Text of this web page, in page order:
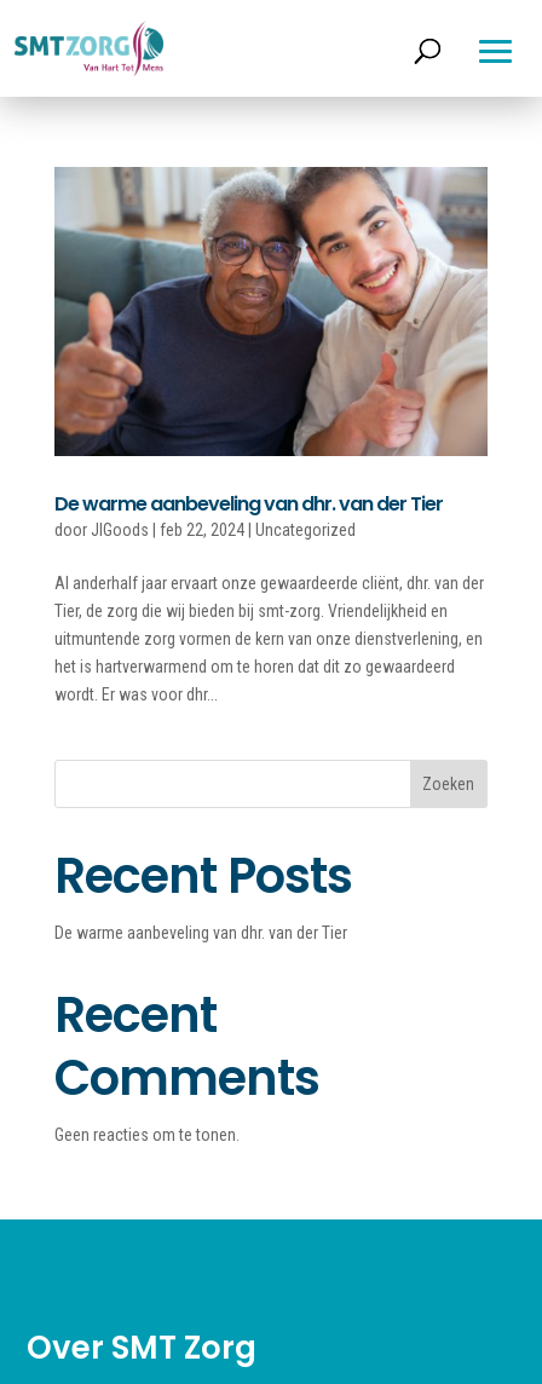
Home
Thuiszorg
Jeugdzorg
Werken
bij
Inlog
medewerkers
Inlog
cliëntenportaal
ons
Contact
De warme aanbeveling van dhr. van der Tier
door JlGoods feb 22, 2024| Uncategorized
Al anderhalf jaar ervaart onze gewaardeerde cliënt, dhr. van der
Tier, de zorg die wij bieden bij smt-zorg. Vriendelijkheid en
uitmuntende zorg vormen de kern van onze dienstverlening, en
het is hartverwarmend om te horen dat dit zo gewaardeerd
wordt. Er was voor dhr...
Zoeken
Recent Posts
De warme aanbeveling van dhr. van der Tier
Recent
Comments
Geen reacties om te tonen.
Over SMT Zorg